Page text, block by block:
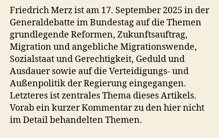
Friedrich Merz ist am 17. September 2025 in der
Generaldebatte im Bundestag auf die Themen
grundlegende Reformen, Zukunftsauftrag,
Migration und angebliche Migrationswende,
Sozialstaat und Gerechtigkeit, Geduld und
Ausdauer sowie auf die Verteidigungs- und
Außenpolitik der Regierung eingegangen.
Letzteres ist zentrales Thema dieses Artikels.
Vorab ein kurzer Kommentar zu den hier nicht
im Detail behandelten Themen.